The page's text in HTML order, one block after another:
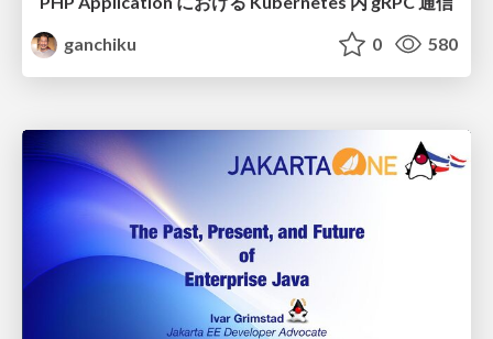
ganchiku
0 580